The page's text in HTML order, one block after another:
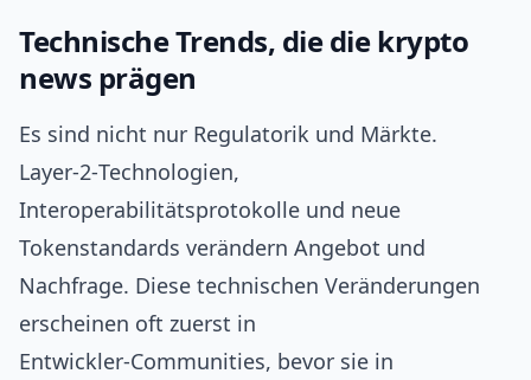
Technische Trends, die die krypto
news prägen
Es sind nicht nur Regulatorik und Märkte.
Layer‑2‑Technologien,
Interoperabilitätsprotokolle und neue
Tokenstandards verändern Angebot und
Nachfrage. Diese technischen Veränderungen
erscheinen oft zuerst in
Entwickler‑Communities, bevor sie in